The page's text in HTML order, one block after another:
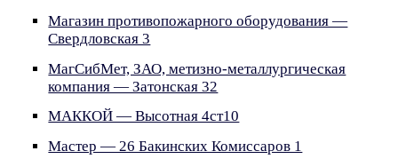
Магазин противопожарного оборудования —
Свердловская 3
МагСибМет, ЗАО, метизно-металлургическая
компания — Затонская 32
МАККОЙ — Высотная 4ст10
Мастер — 26 Бакинских Комиссаров 1